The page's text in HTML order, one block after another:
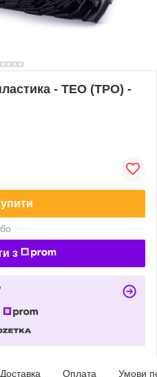
- ТЕО (ТРО) -
з
Доставка Оплата Умови